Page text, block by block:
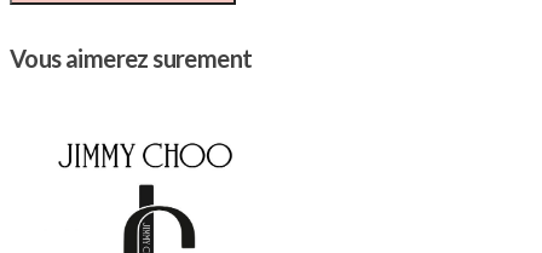
Vous aimerez surement